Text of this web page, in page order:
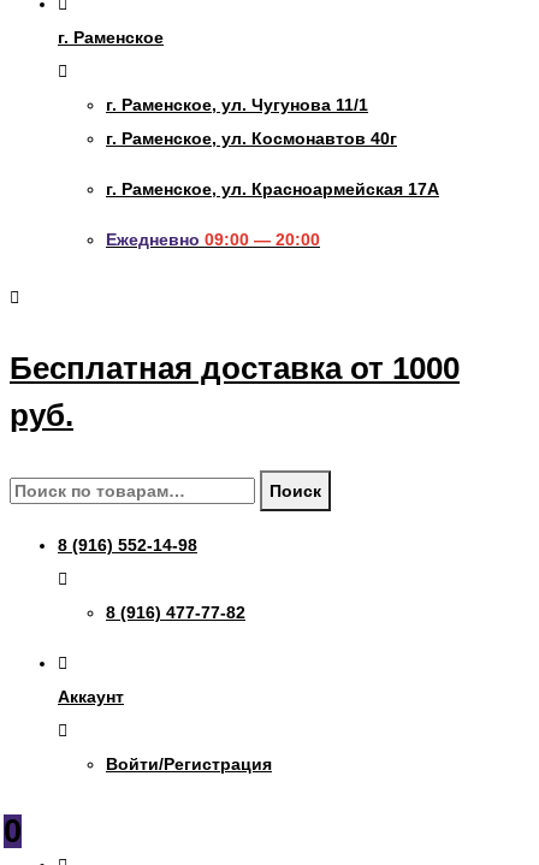
г. Раменское
г. Раменское, ул. Чугунова 11/1
г. Раменское, ул. Космонавтов 40г
г. Раменское, ул. Красноармейская 17А
Ежедневно 09:00 — 20:00
Бесплатная доставка от 1000
руб.
Искать: Поиск
8 (916) 552-14-98
8 (916) 477-77-82
Аккаунт
Войти/Регистрация
0